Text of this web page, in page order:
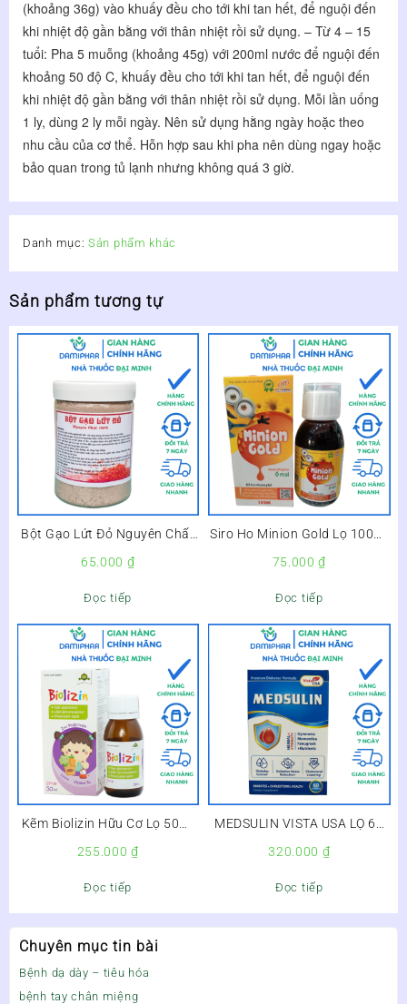
Chuyên mục tin bài
Bệnh dạ dày – tiêu hóa
bệnh tay chân miệng
(khoảng 36g) vào khuấy đều cho tới khi tan hết, để nguội đến
khi nhiệt độ gần bằng với thân nhiệt rồi sử dụng. – Từ 4 – 15
tuổi: Pha 5 muỗng (khoảng 45g) với 200ml nước để nguội đến
khoảng 50 độ C, khuấy đều cho tới khi tan hết, để nguội đến
khi nhiệt độ gần bằng với thân nhiệt rồi sử dụng. Mỗi lần uống
1 ly, dùng 2 ly mỗi ngày. Nên sử dụng hằng ngày hoặc theo
nhu cầu của cơ thể. Hỗn hợp sau khi pha nên dùng ngay hoặc
bảo quan trong tủ lạnh nhưng không quá 3 giờ.
Danh mục: Sản phẩm khác
Sản phẩm tương tự
Bột Gạo Lứt Đỏ Nguyên Chất
65.000 ₫
Đọc tiếp
Siro Ho Minion Gold Lọ 100ml
75.000₫
Đọc tiếp
Kẽm Biolizin Hữu Cơ Lọ 50ml
– Giúp Bé Ăn Ngon, Tăng Đề
Kháng –
255.000₫
Đọc tiếp
MEDSULIN VISTA USA LỌ 60
VIÊN – HỖ TRỢ ỔN ĐỊNH
ĐƯỜNG HUYẾT – Lọ 60 viên
320.000 ₫
Đọc tiếp